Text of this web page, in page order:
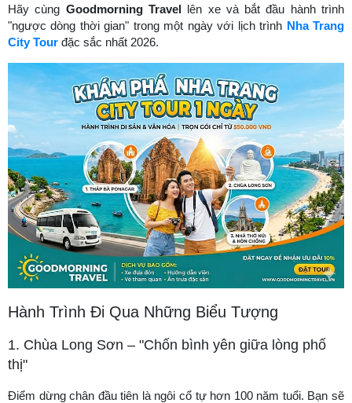
Hãy cùng Goodmorning Travellên xe và bắt đầu hành trình
"ngược dòng thời gian" trong một ngày với lịch trình Nha Trang
City Tour đặc sắc nhất 2026.
Hành Trình Đi Qua Những Biểu Tượng
1. Chùa Long Sơn – "Chốn bình yên giữa lòng phố
thị"
Điểm dừng chân đầu tiên là ngôi cổ tự hơn 100 năm tuổi. Bạn sẽ